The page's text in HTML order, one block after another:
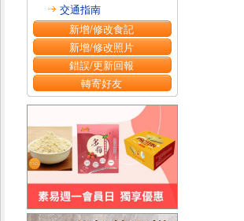
交通指南
新增/修改食記
新增/修改照片
錯誤/更新回報
轉寄好友